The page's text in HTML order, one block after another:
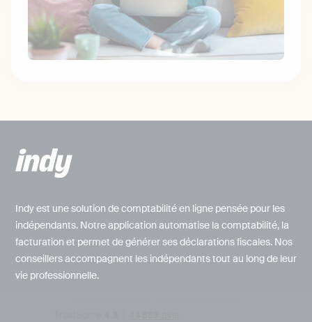
Indy est une solution de comptabilité en ligne pensée pour les
indépendants. Notre application automatise la comptabilité, la
facturation et permet de générer ses déclarations fiscales. Nos
conseillers accompagnent les indépendants tout au long de leur
vie professionnelle.